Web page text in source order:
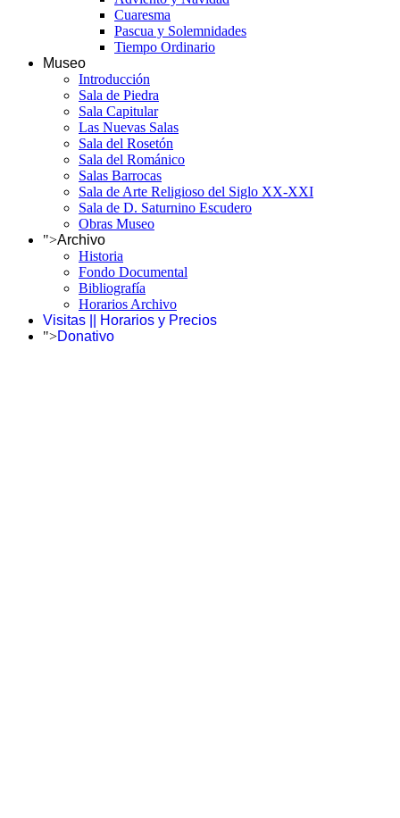
Cuaresma
Pascua y Solemnidades
Tiempo Ordinario
Museo
Introducción
Sala de Piedra
Sala Capitular
Las Nuevas Salas
Sala del Rosetón
Sala del Románico
Salas Barrocas
Sala de Arte Religioso del Siglo XX-XXI
Sala de D. Saturnino Escudero
Obras Museo
">Archivo
Historia
Fondo Documental
Bibliografía
Horarios Archivo
Visitas || Horarios y Precios
">Donativo